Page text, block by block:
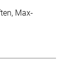
Max-